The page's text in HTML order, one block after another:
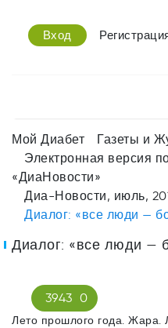
Вход
Мой Диабет
Газеты и
Электронная версия
«ДиаНовости»
Диа-Новости, июль,
Диалог: «все люди —
Диалог: «все люди —
3943 0
Лето прошлого года. Жара.